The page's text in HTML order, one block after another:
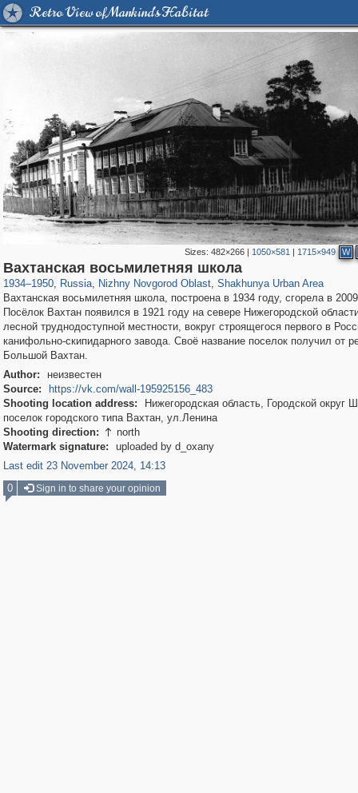
Retro View of Mankind's Habitat
Sizes:482×266 | 1050×581 | 1715×949 W
Вахтанская восьмилетняя школа
1934–1950, Russia
1,406,735 29,243
, Nizhny Novgorod Oblast
27,536 373
, Shakhunya Urban Area
Вахтанская восьмилетняя школа, построена в 1934 году, сгорела в
Посёлок Вахтан появился в 1921 году на севере Нижегородской
лесной труднодоступной местности, вокруг строящегося первого в
канифольно-скипидарного завода. Своё название поселок получил от
Большой Вахтан.
Author:
неизвестен
Source:
https://vk.com/wall-195925156_483
Shooting location address:
Нижегородская область, Городской округ
поселок городского типа Вахтан, ул.Ленина
Shooting direction:  north
Watermark signature:
uploaded by d_oxany
Last edit 23 November 2024, 14:13
0
Sign in to share your opinion